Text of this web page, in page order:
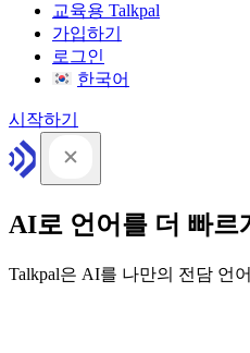
교육용 Talkpal
가입하기
로그인
한국어
시작하기
AI로 언어를 더 빠르
Talkpal은 AI를 나만의 전담 언